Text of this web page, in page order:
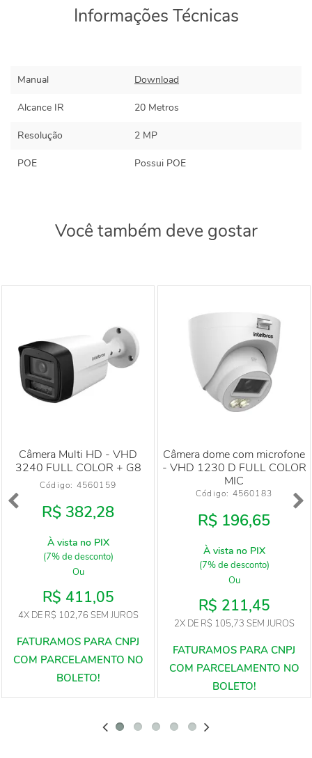
Informações Técnicas
Manual Download
Alcance IR 20 Metros
Resolução 2 MP
POE Possui POE
Você também deve gostar
Câmera Multi HD - VHD
3240 FULL COLOR + G8
Código: 4560159
R$ 382,28
À vista no PIX
(7% de desconto)
Ou
R$ 411,05
4XDE R$ 102,76 SEM JUROS
Câmera dome com microfone
- VHD 1230 D FULL COLOR
MIC
Código: 4560183
R$ 196,65
À vista no PIX
(7% de desconto)
Ou
R$ 211,45
2XDE R$ 105,73 SEM JUROS